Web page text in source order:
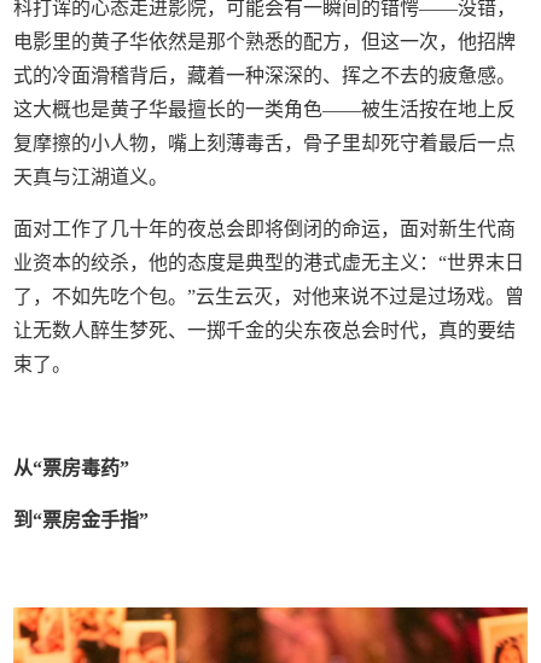
科打诨的心态走进影院，可能会有一瞬间的错愕——没错，
电影里的黄子华依然是那个熟悉的配方，但这一次，他招牌
式的冷面滑稽背后，藏着一种深深的、挥之不去的疲惫感。
这大概也是黄子华最擅长的一类角色——被生活按在地上反
复摩擦的小人物，嘴上刻薄毒舌，骨子里却死守着最后一点
天真与江湖道义。
面对工作了几十年的夜总会即将倒闭的命运，面对新生代商
业资本的绞杀，他的态度是典型的港式虚无主义：“世界末日
了，不如先吃个包。”云生云灭，对他来说不过是过场戏。曾
让无数人醉生梦死、一掷千金的尖东夜总会时代，真的要结
束了。
从“票房毒药”
到“票房金手指”